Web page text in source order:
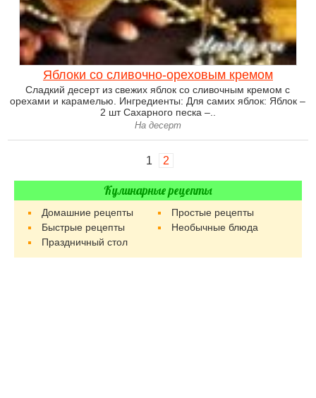
Яблоки со сливочно-ореховым кремом
Сладкий десерт из свежих яблок со сливочным кремом с
орехами и карамелью. Ингредиенты: Для самих яблок: Яблок –
2 шт Сахарного песка –..
На десерт
1 2
Кулинарные рецепты
Домашние рецепты
Простые рецепты
Быстрые рецепты
Необычные блюда
Праздничный стол